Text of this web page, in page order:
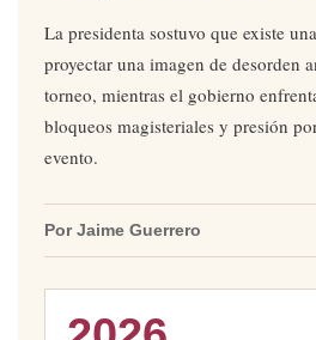
La presidenta sostuvo que existe
proyectar una imagen de desorden
torneo, mientras el gobierno
bloqueos magisteriales y presión
evento.
Por Jaime Guerrero